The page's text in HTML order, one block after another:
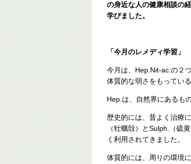
の身近な人の健康相談の
学びました。
「今月のレメディ学習」
今月は、Hep.Nit-ac.の２
体質的な弱さをもっている
Hep.は、自然界にあるも
歴史的には、昔よく治療
（牡蠣殻）とSulph.（硫
く利用されてきました。
体質的には、周りの環境